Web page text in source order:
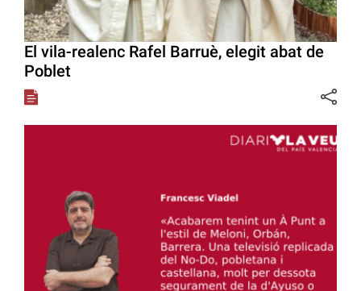
El vila-realenc Rafel Barruè, elegit abat de
Poblet